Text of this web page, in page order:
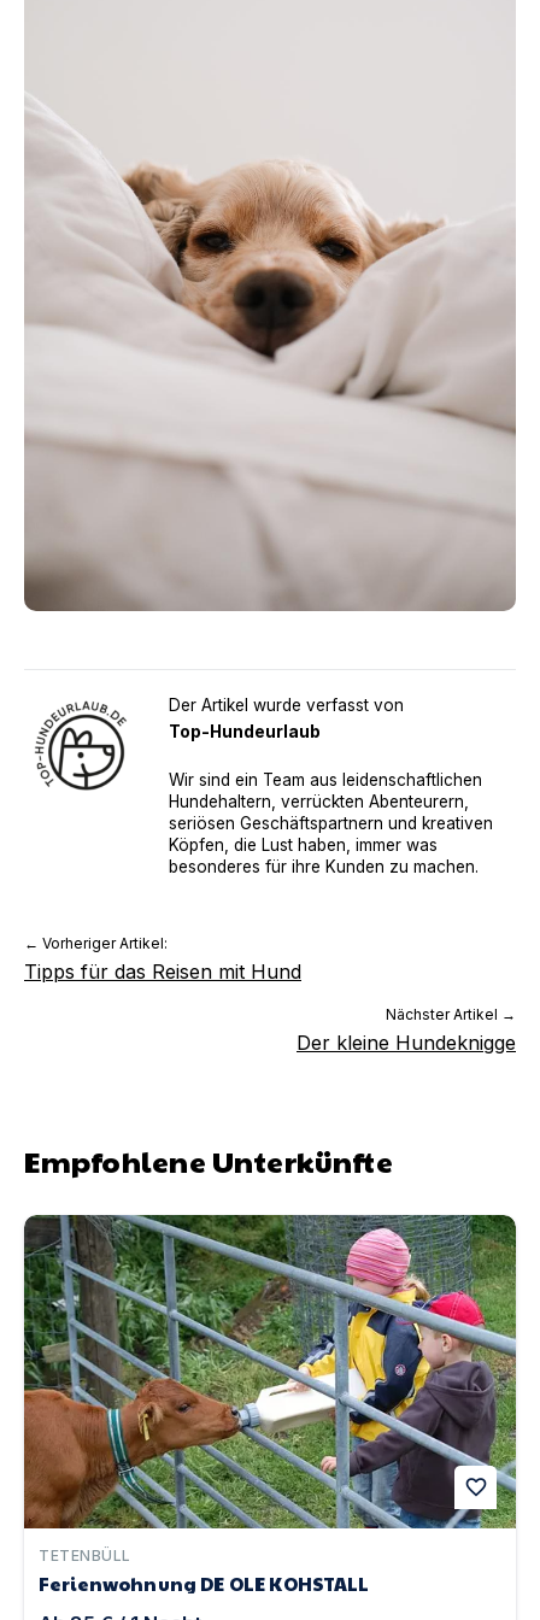
Der Artikel wurde verfasst von
Top-Hundeurlaub
Wir sind ein Team aus leidenschaftlichen
Hundehaltern, verrückten Abenteurern,
seriösen Geschäftspartnern und kreativen
Köpfen, die Lust haben, immer was
besonderes für ihre Kunden zu machen.
← Vorheriger Artikel:
Tipps für das Reisen mit Hund
Nächster Artikel →
Der kleine Hundeknigge
Empfohlene Unterkünfte
Ferienwohnung DE OLE KOHSTALL | Unterkunft in
favorite
TETENBÜLL
Ferienwohnung DE OLE KOHSTALL